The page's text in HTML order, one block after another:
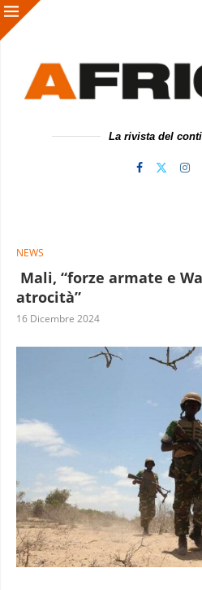
La rivista del
NEWS
Mali, “forze armate e
atrocità”
16 Dicembre 2024